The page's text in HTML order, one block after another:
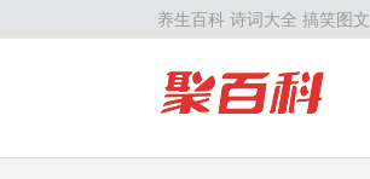
养生百科 诗词大全 搞笑图文